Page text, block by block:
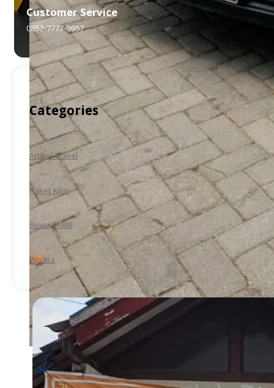
Customer Service
0857-7777-9957
Categories
Artikel Travel
Paket Kilat
Sewa Mobil
Wisata